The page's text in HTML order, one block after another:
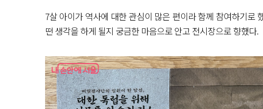
7살 아이가 역사에 대한 관심이 많은 편이라 함께 참여하기로
떤 생각을 하게 될지 궁금한 마음으로 안고 전시장으로 향했다.